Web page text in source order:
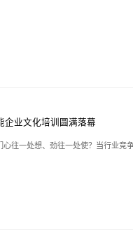
企业文化培训圆满落幕
心往一处想、劲往一处使？当行业竞